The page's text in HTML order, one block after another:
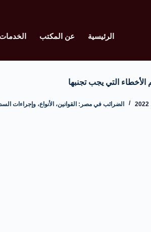
الرئيسية عن المكتب
التي يجب تجنبها
الضرائب في مصر: القوانين، الأنواع، وإجراءات